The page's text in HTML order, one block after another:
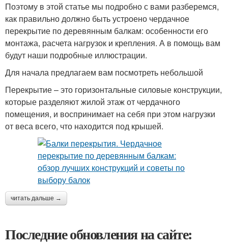
Поэтому в этой статье мы подробно с вами разберемся,
как правильно должно быть устроено чердачное
перекрытие по деревянным балкам: особенности его
монтажа, расчета нагрузок и крепления. А в помощь вам
будут наши подробные иллюстрации.
Для начала предлагаем вам посмотреть небольшой
Перекрытие – это горизонтальные силовые конструкции,
которые разделяют жилой этаж от чердачного
помещения, и воспринимает на себя при этом нагрузки
от веса всего, что находится под крышей.
читать дальше →
Последние обновления на сайте: